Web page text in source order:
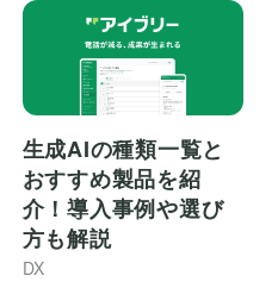
生成AIの種類一覧と
おすすめ製品を紹
介！導入事例や選び
方も解説
DX